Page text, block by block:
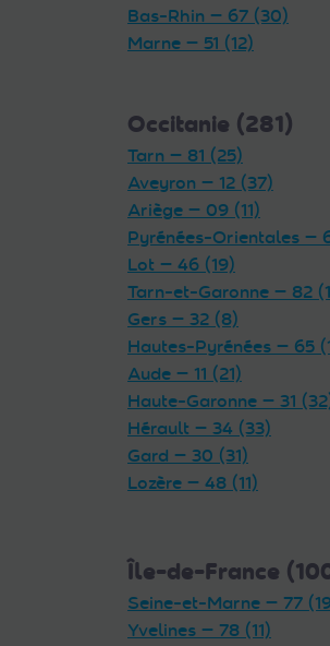
Bas-Rhin — 67 (30)
Marne — 51 (12)
Occitanie (281)
Tarn — 81 (25)
Aveyron — 12 (37)
Ariège — 09 (11)
Pyrénées-Orientales —
Lot — 46 (19)
Tarn-et-Garonne — 82
Gers — 32 (8)
Hautes-Pyrénées — 65
Aude — 11 (21)
Haute-Garonne — 31
Hérault — 34 (33)
Gard — 30 (31)
Lozère — 48 (11)
Île-de-France
Seine-et-Marne — 77
Yvelines — 78 (11)